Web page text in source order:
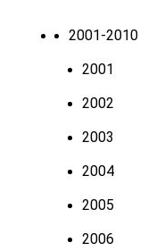
2001-2010
2001
2002
2003
2004
2005
2006